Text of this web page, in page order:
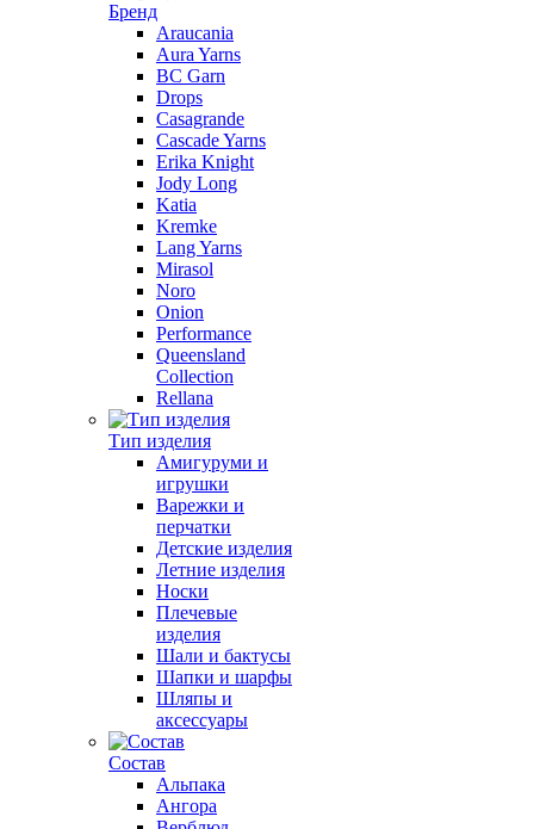
Бренд
Araucania
Aura Yarns
BC Garn
Drops
Casagrande
Cascade Yarns
Erika Knight
Jody Long
Katia
Kremke
Lang Yarns
Mirasol
Noro
Onion
Performance
Queensland
Collection
Rellana
Тип изделия
Амигуруми и
игрушки
Варежки и
перчатки
Детские изделия
Летние изделия
Носки
Плечевые
изделия
Шали и бактусы
Шапки и шарфы
Шляпы и
аксессуары
Состав
Альпака
Ангора